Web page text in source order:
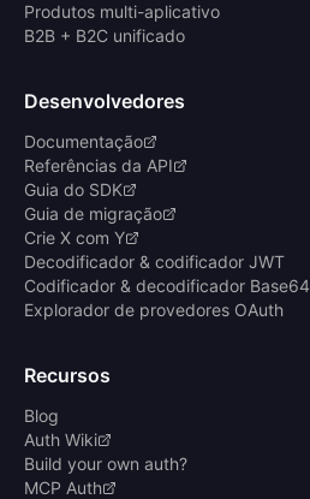
Produtos multi-aplicativo
B2B + B2C unificado
Desenvolvedores
Documentação
Referências da API
Guia do SDK
Guia de migração
Crie X com Y
Decodificador & codificador JWT
Codificador & decodificador Base64
Explorador de provedores OAuth
Recursos
Blog
Auth Wiki
Build your own auth?
MCP Auth